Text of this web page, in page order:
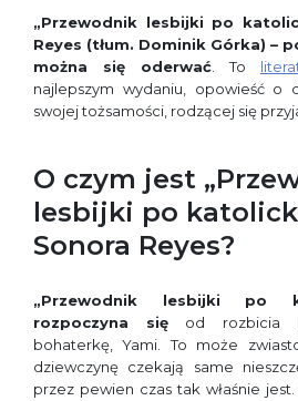
„Przewodnik lesbijki po
Reyes (tłum. Dominik Górka) –
można się oderwać . To
najlepszym wydaniu, opowieść o
swojej tożsamości, rodzącej się
O czym jest
lesbijki po
Sonora Reyes?
„Przewodnik lesbijki po
rozpoczyna się od rozbicia
bohaterkę, Yami. To może
dziewczynę czekają same
przez pewien czas tak właśnie